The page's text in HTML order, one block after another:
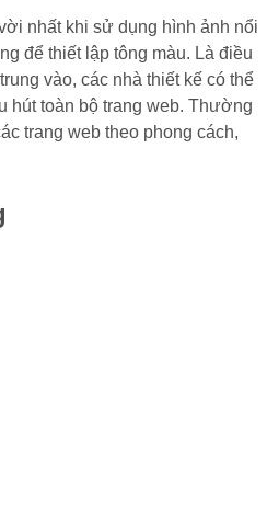
nhất khi sử dụng hình ảnh nổi
để thiết lập tông màu. Là điều
vào, các nhà thiết kế có thể
hút toàn bộ trang web. Thường
trang web theo phong cách,